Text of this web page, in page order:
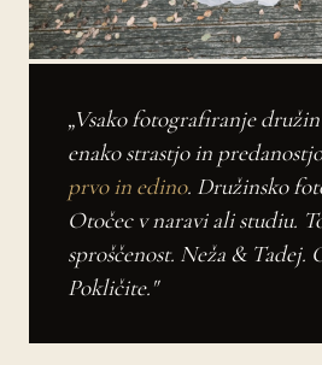
„Vsako fotografiranje
enako strastjo in
prvo in edino. Družinsko
Otočec v naravi ali studiu.
sproščenost. Neža & Tadej.
Pokličite."